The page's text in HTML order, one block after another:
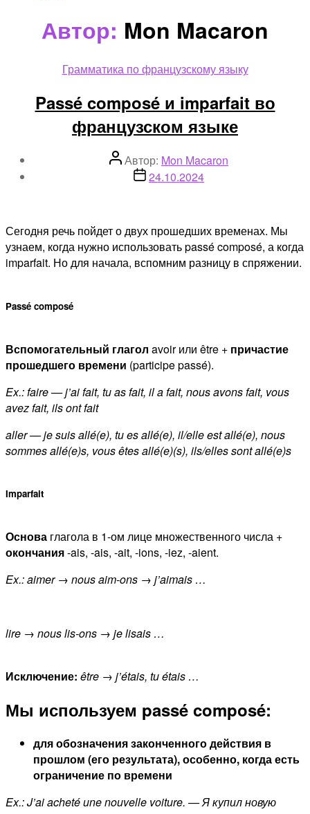
Автор: Mon Macaron
Рубрики
Грамматика по французскому языку
Passé composé и imparfait во
французском языке
Автор
записи
Автор: Mon Macaron
Дата24.10.2024
Сегодня речь пойдет о двух прошедших временах. Мы
узнаем, когда нужно использовать passé composé, а когда
imparfait. Но для начала, вспомним разницу в спряжении.
Passé composé
Вспомогательный глагол avoir или être + причастие
прошедшего времени (participe passé).
Ex.: faire — j’ai fait, tu as fait, il a fait, nous avons fait, vous
avez fait, ils ont fait
aller — je suis allé(e), tu es allé(e), il/elle est allé(e), nous
sommes allé(e)s, vous êtes allé(e)(s), ils/elles sont allé(e)s
Imparfait
Основа глагола в 1-ом лице множественного числа +
окончания-ais, -ais, -ait, -ions, -iez, -aient.
Ex.: aimer → nous aim-ons → j’aimais …
lire → nous lis-ons → je lisais …
Исключение: être → j’étais, tu étais …
Мы используем passé composé:
для обозначения законченного действия в
прошлом (его результата), особенно, когда есть
ограничение по времени
Ex.: J’ai acheté une nouvelle voiture. — Я купил новую